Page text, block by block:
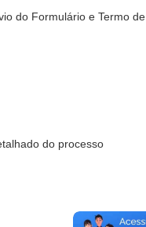
do Formulário e Termo de
do processo